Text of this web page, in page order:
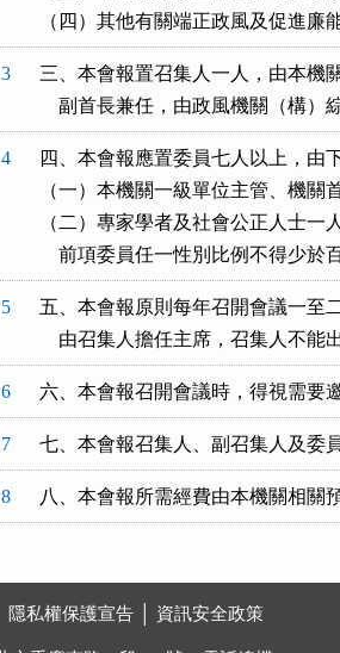
（四）其他有關端正政風及促進廉
3
三、本會報置召集人一人，由本機
副首長兼任，由政風機關（構）
4
四、本會報應置委員七人以上，由
（一）本機關一級單位主管、機關
（二）專家學者及社會公正人士一
前項委員任一性別比例不得少於
5
五、本會報原則每年召開會議一至
由召集人擔任主席，召集人不能
6 六、本會報召開會議時，得視需要
7 七、本會報召集人、副召集人及委
8 八、本會報所需經費由本機關相關
隱私權保護宣告 資訊安全政策